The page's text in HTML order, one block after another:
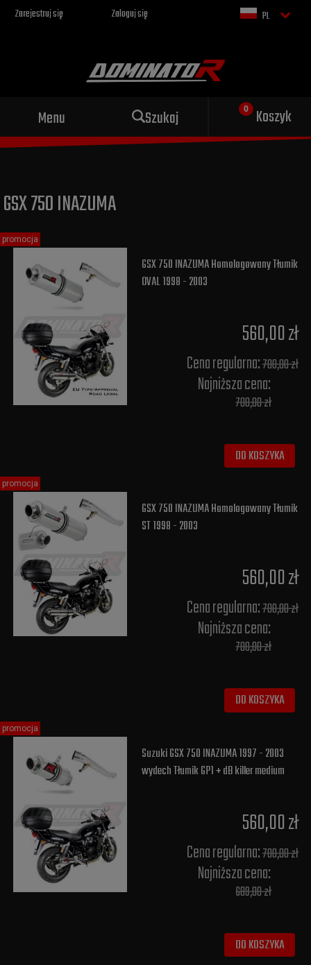
Zarejestruj się Zaloguj się PL
Menu Szukaj Koszyk
Sportowy wydech dla Twojego
GSX 750 INAZUMA
GSX 750 INAZUMA Homologowany Tłumik
OVAL 1998 - 2003
560,00 zł
Cena regularna:700,00 zł
Najniższa cena:
700,00 zł
DO KOSZYKA
promocja
GSX 750 INAZUMA Homologowany Tłumik
ST 1998 - 2003
560,00 zł
Cena regularna:700,00 zł
Najniższa cena:
700,00 zł
DO KOSZYKA
promocja
Suzuki GSX 750 INAZUMA 1997 - 2003
wydech Tłumik GP1 + dB killer medium
560,00 zł
Cena regularna:700,00 zł
Najniższa cena:
689,00 zł
DO KOSZYKA
promocja